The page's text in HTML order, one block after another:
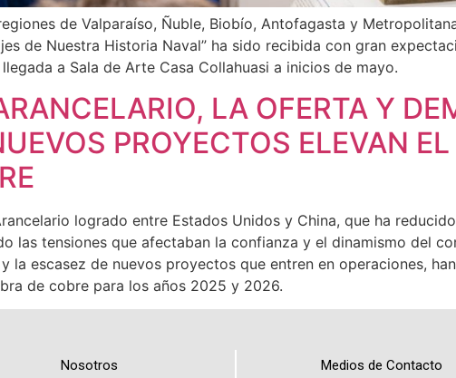
de Valparaíso, Ñuble, Biobío, Antofagasta y
de Nuestra Historia Naval” ha sido recibida con gran
a Sala de Arte Casa Collahuasi a inicios de mayo.
LA OFERTA Y
PROYECTOS ELEVAN
logrado entre Estados Unidos y China, que ha
las tensiones que afectaban la confianza y el dinamismo del
la escasez de nuevos proyectos que entren en operaciones,
de cobre para los años 2025 y 2026.
Nosotros Medios de Contacto